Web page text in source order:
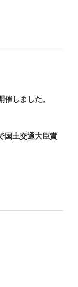
しました。
国土交通大臣賞